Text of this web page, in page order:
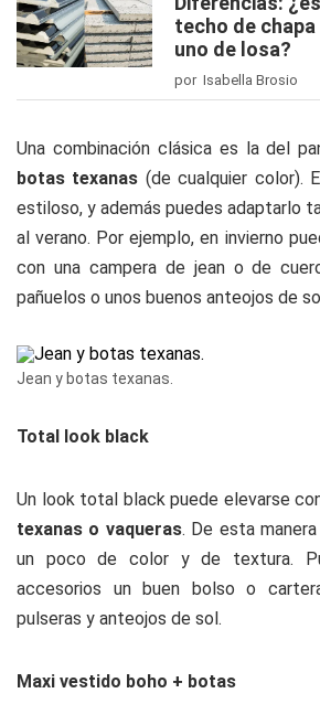
techo de
uno de losa?
por Isabella Brosio
Una combinación clásica es la del
botas texanas (de cualquier color).
estiloso, y además puedes adaptarlo
al verano. Por ejemplo, en invierno
con una campera de jean o de
pañuelos o unos buenos anteojos de
Jean y botas texanas.
Total look black
Un look total black puede elevarse
texanas o vaqueras. De esta
un poco de color y de textura.
accesorios un buen bolso o
pulseras y anteojos de sol.
Maxi vestido boho + botas